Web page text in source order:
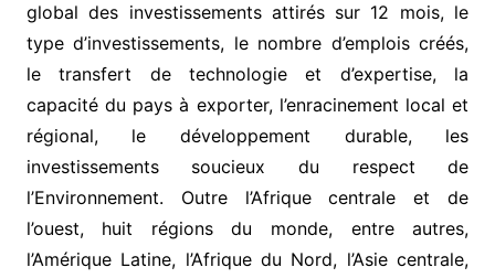
global des investissements attirés sur 12 mois, le
type d’investissements, le nombre d’emplois créés,
le transfert de technologie et d’expertise, la
capacité du pays à exporter, l’enracinement local et
régional, le développement durable, les
investissements soucieux du respect de
l’Environnement. Outre l’Afrique centrale et de
l’ouest, huit régions du monde, entre autres,
l’Amérique Latine, l’Afrique du Nord, l’Asie centrale,